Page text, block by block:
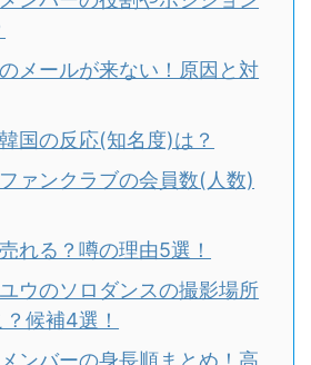
メールが来ない！原因と対
国の反応(知名度)は？
ァンクラブの会員数(人数)
れる？噂の理由5選！
ウのソロダンスの撮影場所
候補4選！
ンバーの身長順まとめ！高